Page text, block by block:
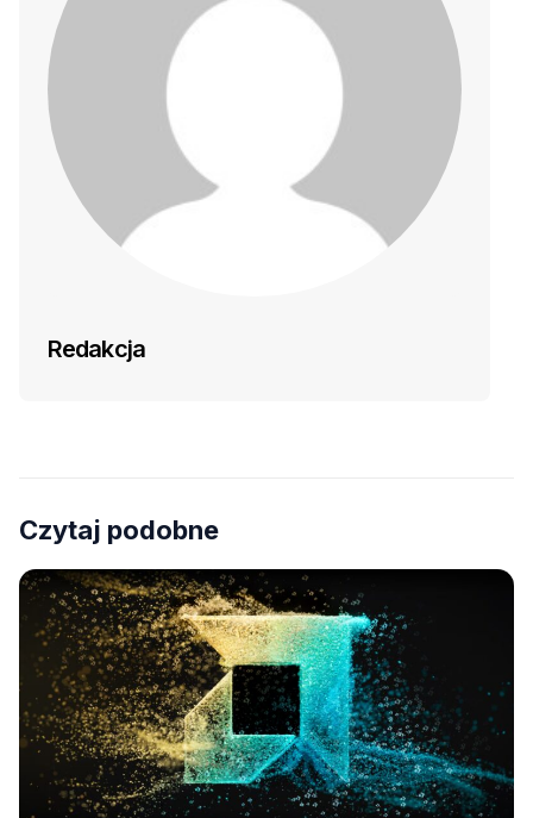
Redakcja
Czytaj podobne